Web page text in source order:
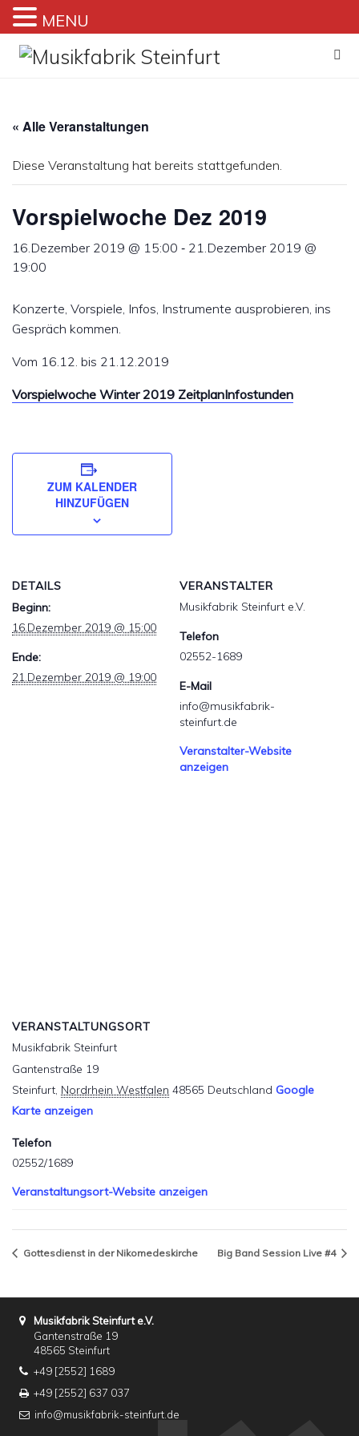
Zum
Inhalt
« Alle Veranstaltungen
Diese Veranstaltung hat bereits stattgefunden.
Vorspielwoche Dez 2019
16.Dezember 2019 @ 15:00 - 21.Dezember 2019 @
19:00
Konzerte, Vorspiele, Infos, Instrumente ausprobieren, ins
Gespräch kommen.
Vom 16.12. bis 21.12.2019
Vorspielwoche Winter 2019 ZeitplanInfostunden
ZUM KALENDER
HINZUFÜGEN
DETAILS
Beginn:
16.Dezember 2019 @ 15:00
Ende:
21.Dezember 2019 @ 19:00
VERANSTALTER
Musikfabrik Steinfurt e.V.
Telefon
02552-1689
E-Mail
info@musikfabrik-
steinfurt.de
Veranstalter-Website
anzeigen
VERANSTALTUNGSORT
Musikfabrik Steinfurt
Gantenstraße 19
Steinfurt, Nordrhein Westfalen 48565 Deutschland Google
Karte anzeigen
Telefon
02552/1689
Veranstaltungsort-Website anzeigen
Gottesdienst in der Nikomedeskirche Big Band Session Live #4
Musikfabrik Steinfurt e.V.
Gantenstraße 19
48565 Steinfurt
+49 [2552] 1689
+49 [2552] 637 037
info@musikfabrik-steinfurt.de
MENU